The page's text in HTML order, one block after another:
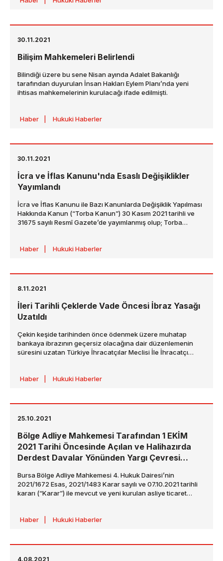
30.11.2021
Bilişim Mahkemeleri Belirlendi
Bilindiği üzere bu sene Nisan ayında Adalet Bakanlığı
tarafından duyurulan İnsan Hakları Eylem Planı’nda yeni
ihtisas mahkemelerinin kurulacağı ifade edilmişti.
Haber Hukuki Haberler
30.11.2021
İcra ve İflas Kanunu'nda Esaslı Değişiklikler
Yayımlandı
İcra ve İflas Kanunu ile Bazı Kanunlarda Değişiklik Yapılması
Hakkında Kanun (“Torba Kanun”) 30 Kasım 2021 tarihli ve
31675 sayılı Resmî Gazete’de yayımlanmış olup; Torba
Haber Hukuki Haberler
8.11.2021
İleri Tarihli Çeklerde Vade Öncesi İbraz Yasağı
Uzatıldı
Çekin keşide tarihinden önce ödenmek üzere muhatap
bankaya ibrazının geçersiz olacağına dair düzenlemenin
süresini uzatan Türkiye İhracatçılar Meclisi İle İhracatçı
Kanun”), 6 Kasım 2021 tarihli ve 31651 sayılı Resmî Gazete ’de
Haber Hukuki Haberler
25.10.2021
Bölge Adliye Mahkemesi Tarafından 1 EKİM
2021 Tarihi Öncesinde Açılan ve Halihazırda
Derdest Davalar Yönünden Yargı Çevresi
Bursa Bölge Adliye Mahkemesi 4. Hukuk Dairesi’nin
2021/1672 Esas, 2021/1483 Karar sayılı ve 07.10.2021 tarihli
kararı (“Karar”) ile mevcut ve yeni kurulan asliye ticaret
(“HSK Kararı”) derdest davalar yönünden uygulanacağı
Haber Hukuki Haberler
4.08.2021